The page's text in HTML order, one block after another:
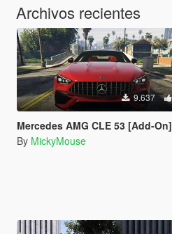
Archivos recientes
9.637
Mercedes AMG CLE 53 [Add-On]
By MickyMouse